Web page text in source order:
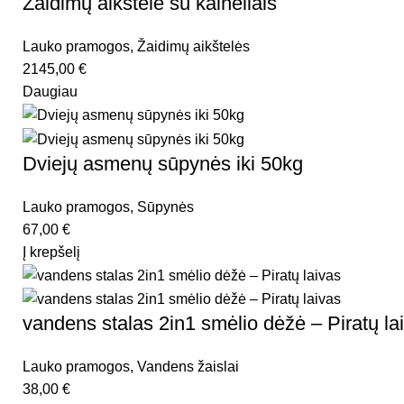
Lauko pramogos, Žaidimų aikštelės
2145,00 €
Daugiau
Dviejų asmenų sūpynės iki 50kg
Lauko pramogos, Sūpynės
67,00 €
Į krepšelį
vandens stalas 2in1 smėlio dėžė – Piratų
Lauko pramogos, Vandens žaislai
38,00 €